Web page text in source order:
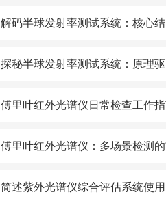
傅里叶红外光谱仪日常检查工作